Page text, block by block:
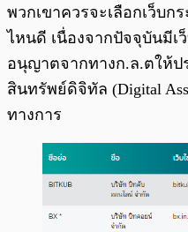
พวกเขาควรจะเลือกเว็บก
ไหนดี เนื่องจากปัจจุบันมีเ
อนุญาตจากทางก.ล.ตให้
สินทรัพย์ดิจิทัล (Digital
ทางการ